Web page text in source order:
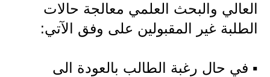
المرحلة المتوسطة
العالي والبحث العلمي معالجة حالات
الطلبة غير المقبولين على وفق الآتي:
▪️ في حال رغبة الطالب بالعودة الى